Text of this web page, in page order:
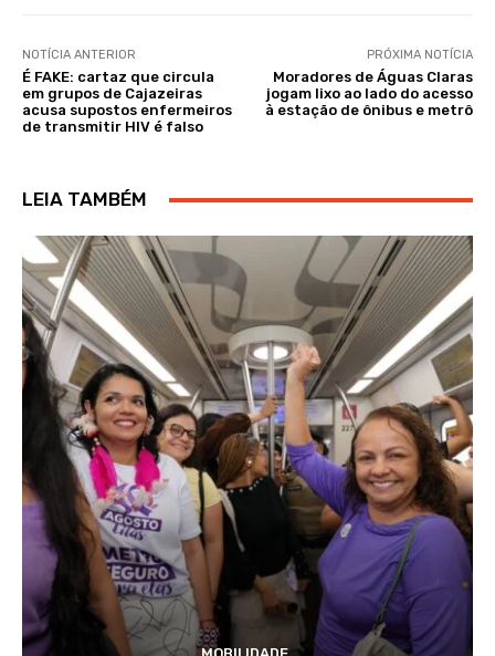
NOTÍCIA ANTERIOR
É FAKE: cartaz que circula
em grupos de Cajazeiras
acusa supostos enfermeiros
de transmitir HIV é falso
PRÓXIMA NOTÍCIA
Moradores de Águas Claras
jogam lixo ao lado do acesso
à estação de ônibus e metrô
LEIA TAMBÉM